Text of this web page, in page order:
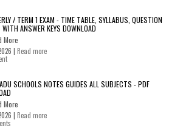
/ TERM 1 EXAM - TIME TABLE, SYLLABUS, QUESTION
WITH ANSWER KEYS DOWNLOAD
| Read more
SCHOOLS NOTES GUIDES ALL SUBJECTS - PDF
| Read more